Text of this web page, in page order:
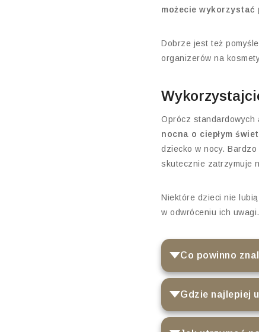
możecie wykorzystać
Dobrze jest też
organizerów na
Oprócz standardowych
nocna o ciepłym
dziecko w nocy.
skutecznie zatrzymuje
Niektóre dzieci nie
w odwróceniu ich uwagi.
Co powinno
Gdzie najlepiej